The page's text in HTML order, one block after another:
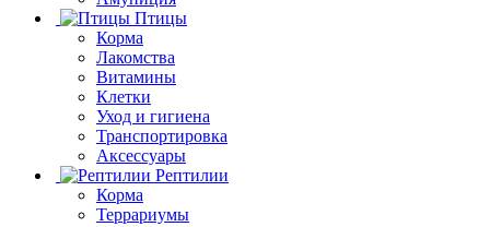
Птицы
Корма
Лакомства
Витамины
Клетки
Уход и гигиена
Транспортировка
Аксессуары
Рептилии
Корма
Террариумы